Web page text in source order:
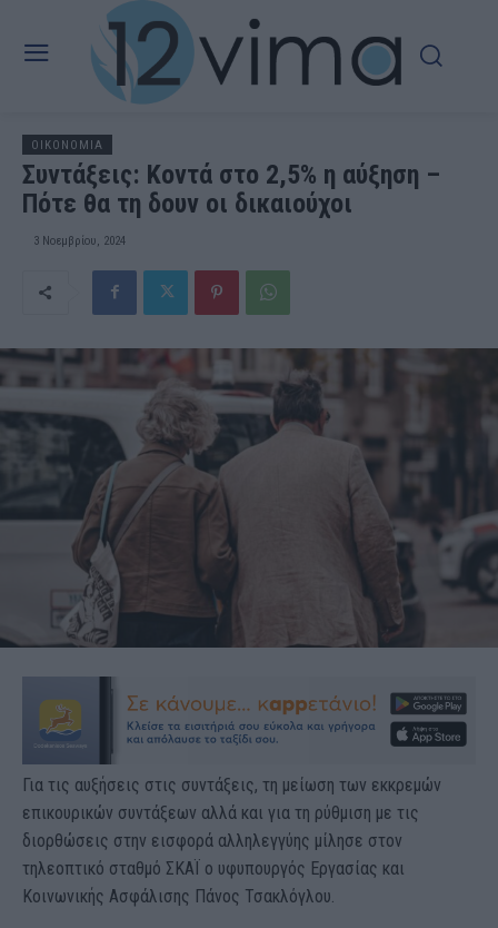
OIKONOMIA
Συντάξεις: Κοντά στο 2,5% η αύξηση –
Πότε θα τη δουν οι δικαιούχοι
3 Νοεμβρίου, 2024
Για τις αυξήσεις στις συντάξεις, τη μείωση των εκκρεμών
επικουρικών συντάξεων αλλά και για τη ρύθμιση με τις
διορθώσεις στην εισφορά αλληλεγγύης μίλησε στον
τηλεοπτικό σταθμό ΣΚΑΪ ο υφυπουργός Εργασίας και
Κοινωνικής Ασφάλισης Πάνος Τσακλόγλου.